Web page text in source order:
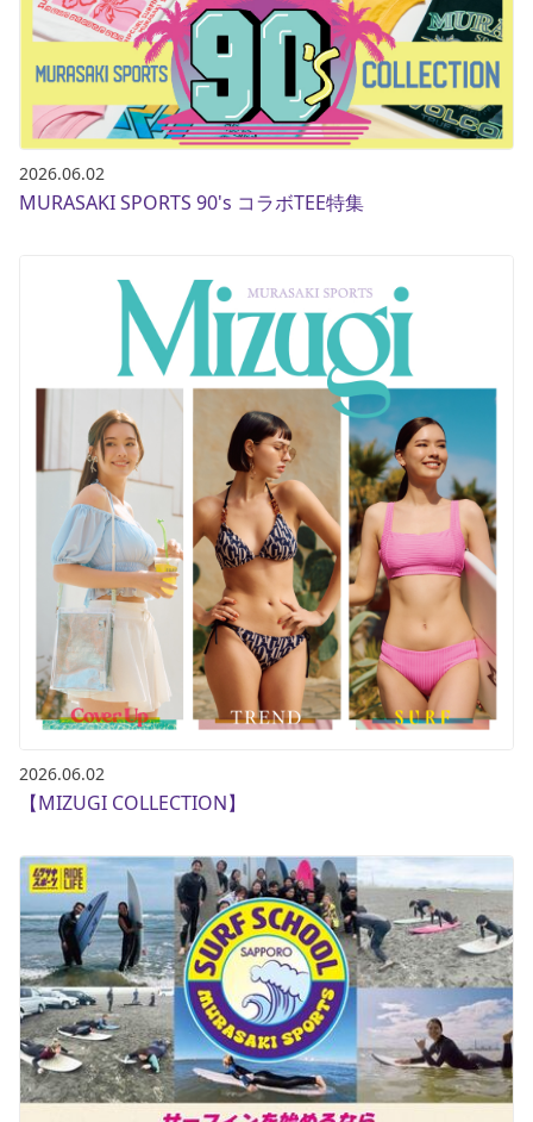
2026.06.02
MURASAKI SPORTS 90's コラボTEE特集
2026.06.02
【MIZUGI COLLECTION】